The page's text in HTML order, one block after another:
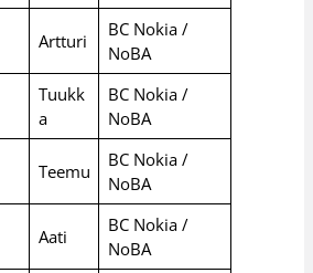
Artturi
BC Nokia /
NoBA
Tuukk
a
BC Nokia /
NoBA
Teemu
BC Nokia /
NoBA
Aati
BC Nokia /
NoBA